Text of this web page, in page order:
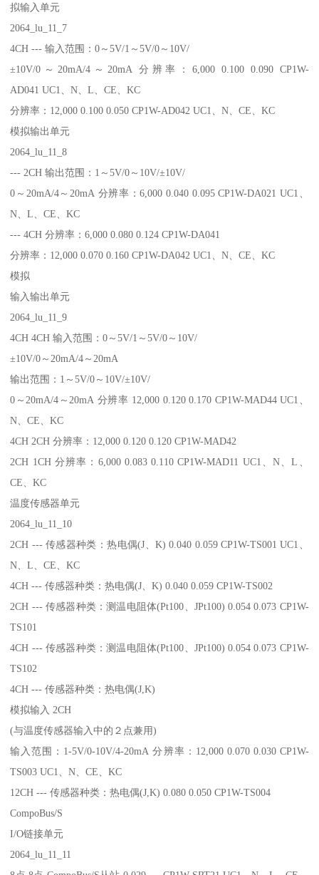
拟输入单元
2064_lu_11_7
4CH --- 输入范围：0～5V/1～5V/0～10V/
±10V/0～20mA/4～20mA 分辨率：6,000 0.100 0.090 CP1W-
AD041 UC1、N、L、CE、KC
分辨率：12,000 0.100 0.050 CP1W-AD042 UC1、N、CE、KC
模拟输出单元
2064_lu_11_8
--- 2CH 输出范围：1～5V/0～10V/±10V/
0～20mA/4～20mA 分辨率：6,000 0.040 0.095 CP1W-DA021 UC1、
N、L、CE、KC
--- 4CH 分辨率：6,000 0.080 0.124 CP1W-DA041
分辨率：12,000 0.070 0.160 CP1W-DA042 UC1、N、CE、KC
模拟
输入输出单元
2064_lu_11_9
4CH 4CH 输入范围：0～5V/1～5V/0～10V/
±10V/0～20mA/4～20mA
输出范围：1～5V/0～10V/±10V/
0～20mA/4～20mA 分辨率 12,000 0.120 0.170 CP1W-MAD44 UC1、
N、CE、KC
4CH 2CH 分辨率：12,000 0.120 0.120 CP1W-MAD42
2CH 1CH 分辨率：6,000 0.083 0.110 CP1W-MAD11 UC1、N、L、
CE、KC
温度传感器单元
2064_lu_11_10
2CH --- 传感器种类：热电偶(J、K) 0.040 0.059 CP1W-TS001 UC1、
N、L、CE、KC
4CH --- 传感器种类：热电偶(J、K) 0.040 0.059 CP1W-TS002
2CH --- 传感器种类：测温电阻体(Pt100、JPt100) 0.054 0.073 CP1W-
TS101
4CH --- 传感器种类：测温电阻体(Pt100、JPt100) 0.054 0.073 CP1W-
TS102
4CH --- 传感器种类：热电偶(J,K)
模拟输入 2CH
(与温度传感器输入中的２点兼用)
输入范围：1-5V/0-10V/4-20mA 分辨率：12,000 0.070 0.030 CP1W-
TS003 UC1、N、CE、KC
12CH --- 传感器种类：热电偶(J,K) 0.080 0.050 CP1W-TS004
CompoBus/S
I/O链接单元
2064_lu_11_11